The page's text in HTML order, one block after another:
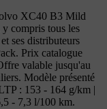
XC40 B3 Mild
compris tous les
ses distributeurs
Prix catalogue
valable jusqu'au
Modèle présenté
: 153 - 164 g/km |
- 7,3 l/100 km.